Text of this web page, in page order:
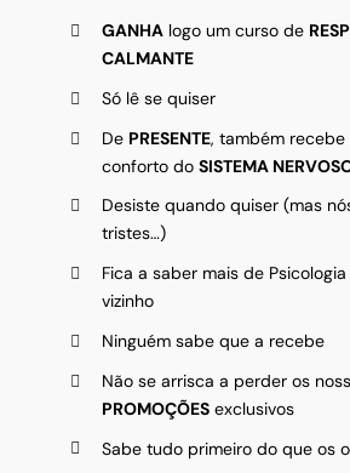
GANHAlogo um curso de
CALMANTE
Só lê se quiser
De PRESENTE, também recebe
conforto do SISTEMA
Desiste quando quiser (mas
tristes…)
Fica a saber mais de
vizinho
Ninguém sabe que a recebe
Não se arrisca a perder os
PROMOÇÕESexclusivos
Sabe tudo primeiro do que os